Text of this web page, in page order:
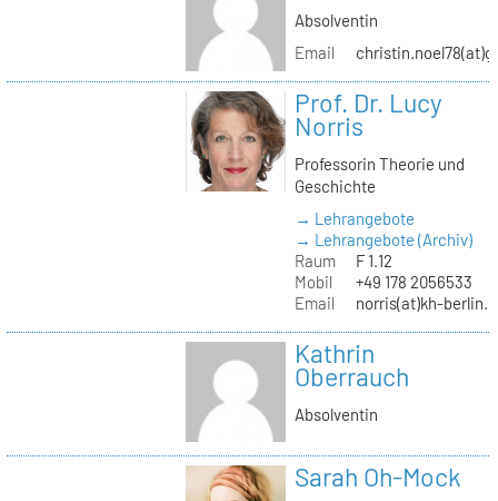
Absolventin
Email
Prof. Dr. Lucy
Norris
Professorin Theorie und
Geschichte
→ Lehrangebote
→ Lehrangebote (Archiv)
Raum
F 1.12
Mobil
+49 178 2056533
Email
norris(at)kh-
Kathrin
Oberrauch
Absolventin
Sarah Oh-Mock